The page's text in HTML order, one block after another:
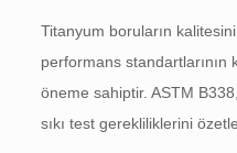
Titanyum boruların
performans standartlarının
öneme sahiptir. ASTM
sıkı test gerekliliklerini